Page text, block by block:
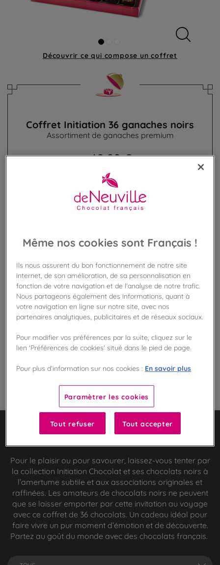
Découvrir ce qui compose un coffret
Coffret Initiation 36 ganaches noirs
Assortiment de ganaches premium
42,90 €
BIENTÔT DE RETOUR
dès 50€ d'achat
Gagnez 42 points de fidélité !
avec notre programme Privilège
Fabriqué en France
Explorez les grands crus de cacao et
Pour le plaisir ou pour savourer, laissez-vous tenter par
la collection Initiation Chocolat et ses chocolats noirs à
l’amertume subtile et aux associations originales et
raffinées. Les amateurs de chocolats noirs ne peuvent
que se laisser emporter par cette invitation au voyage
avec ce coffret de 36 chocolats. Un cadeau idéal pour
faire vivre un pur moment d’émotion et de découverte.
Partez au goût du monde avec des chocolats français.
Même nos cookies sont Français !
Ils nous assurent du bon fonctionnement de notre site
internet, de son amélioration, de sa personnalisation en
fonction de votre navigation et de l'analyse de notre trafic.
Nous partageons également des informations, quant à
votre navigation en ligne sur notre site, avec nos
partenaires analytiques, publicitaires et de réseaux sociaux.
Pour modifier vos préférences par la suite, cliquez sur le
lien 'Préférences de cookies' situé dans le pied de page.
Pour plus d’information sur nos cookies : En savoir plus
Paramètrer les cookies
Tout refuser Tout accepter